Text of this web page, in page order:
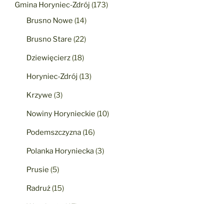
Gmina Horyniec-Zdrój (173)
Brusno Nowe (14)
Brusno Stare (22)
Dziewięcierz (18)
Horyniec-Zdrój (13)
Krzywe (3)
Nowiny Horynieckie (10)
Podemszczyzna (16)
Polanka Horyniecka (3)
Prusie (5)
Radruż (15)